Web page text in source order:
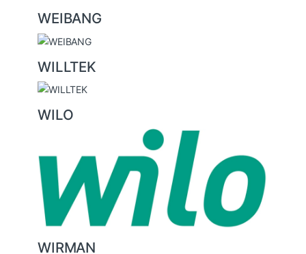
WEIBANG
WILLTEK
WILO
WIRMAN